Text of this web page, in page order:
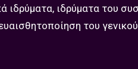
ιδρύματα, ιδρύματα του
του γενικού